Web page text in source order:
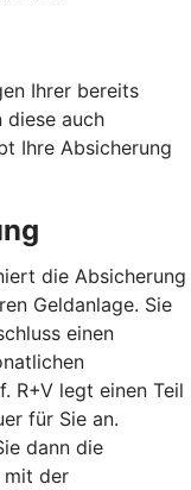
Ihrer bereits
diese auch
Ihre Absicherung
die Absicherung
Geldanlage. Sie
einen
R+V legt einen Teil
für Sie an.
dann die
mit der